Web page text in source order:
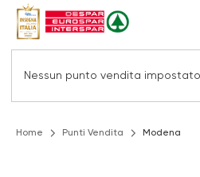
Home Punti Vendita Modena